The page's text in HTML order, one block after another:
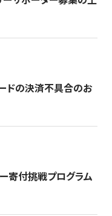
ドの決済不具合のお
寄付挑戦プログラム